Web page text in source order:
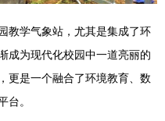
教学气象站，尤其是集成了环
成为现代化校园中一道亮丽的
更是一个融合了环境教育、数
台。